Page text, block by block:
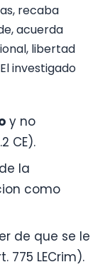
recaba
acuerda
libertad
investigado
y no
CE).
la
como
de que se le
LECrim).